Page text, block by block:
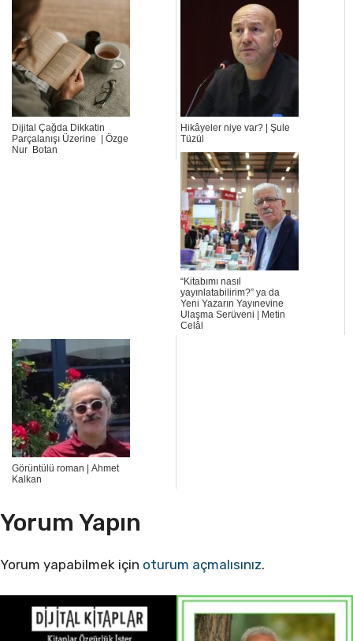
Dijital Çağda Dikkatin
Parçalanışı Üzerine | Özge
Nur Botan
Hikâyeler niye var? | Şule
Tüzül
“Kitabımı nasıl
yayınlatabilirim?” ya da
Yeni Yazarın Yayınevine
Ulaşma Serüveni | Metin
Celâl
Görüntülü roman | Ahmet
Kalkan
Yorum Yapın
Yorum yapabilmek için oturum açmalısınız.